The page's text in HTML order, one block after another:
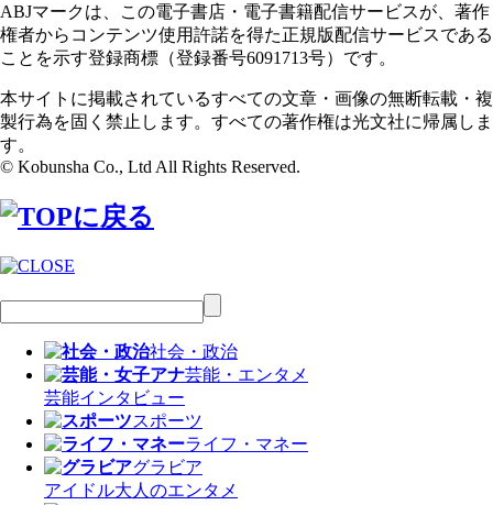
ABJマークは、この電子書店・電子書籍配信サービスが、著作
権者からコンテンツ使用許諾を得た正規版配信サービスである
ことを示す登録商標（登録番号6091713号）です。
本サイトに掲載されているすべての文章・画像の無断転載・複
製行為を固く禁止します。すべての著作権は光文社に帰属しま
す。
© Kobunsha Co., Ltd All Rights Reserved.
社会・政治
芸能・エンタメ
芸能インタビュー
スポーツ
ライフ・マネー
グラビア
アイドル大人のエンタメ